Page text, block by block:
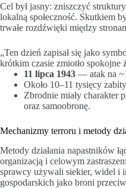
Cel był jasny: zniszczyć
lokalną społeczność. Skutkiem
trwałe rozdźwięki między
„Ten dzień zapisał się jako
krótkim czasie zmiotło spokojne
11 lipca 1943 — atak na
Około 10–11 tysięcy
Zbrodnie miały charakter
oraz samoobronę.
Mechanizmy terroru i metody
Metody działania napastników
organizacją i celowym
sprawcy używali siekier, widel i
gospodarskich jako broni